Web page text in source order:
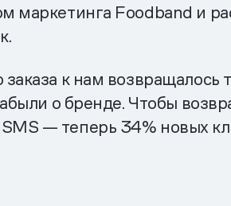
маркетинга Foodband и
к нам возвращалось
о бренде. Чтобы
— теперь 34% новых